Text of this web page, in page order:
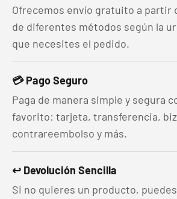
Ofrecemos envío gratuito a partir
de diferentes métodos según la
que necesites el pedido.
💳 Pago Seguro
Paga de manera simple y segura
favorito: tarjeta, transferencia,
contrareembolso y más.
↩️ Devolución Sencilla
Si no quieres un producto,